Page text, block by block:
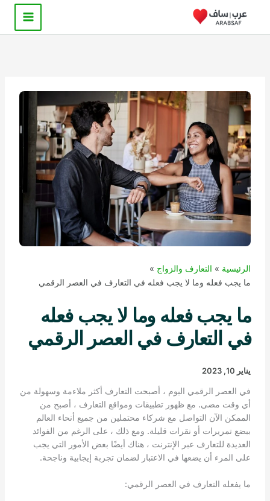
المحتوى
الرئيسية
التعارف والزواج
ما يجب فعله وما لا يجب فعله في التعارف في العصر الرقمي
ما يجب فعله وما لا يجب فعله
في التعارف في العصر الرقمي
يناير 10, 2023
في العصر الرقمي اليوم ، أصبحت التعارف أكثر ملاءمة وسهولة من
أي وقت مضى. مع ظهور تطبيقات ومواقع التعارف ، أصبح من
الممكن الآن التواصل مع شركاء محتملين من جميع أنحاء العالم
ببضع تمريرات أو نقرات قليلة. ومع ذلك ، على الرغم من الفوائد
العديدة للتعارف عبر الإنترنت ، هناك أيضًا بعض الأمور التي يجب
على المرء أن يضعها في الاعتبار لضمان تجربة إيجابية وناجحة.
ما يفعله التعارف في العصر الرقمي: